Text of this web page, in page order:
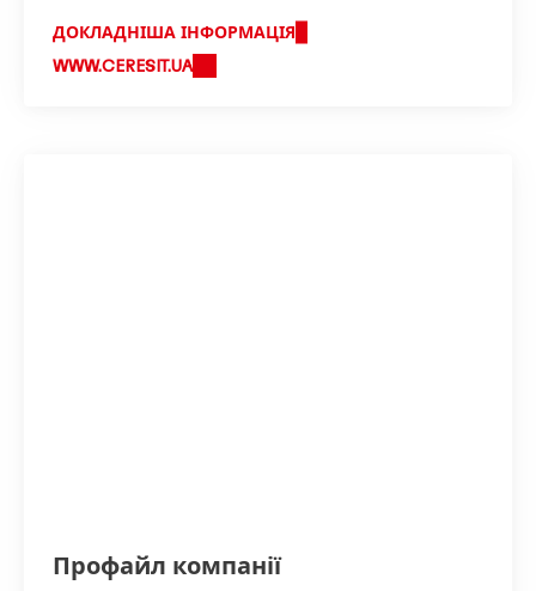
ДОКЛАДНІША ІНФОРМАЦІЯ
WWW.CERESIT.UA
Профайл компанії